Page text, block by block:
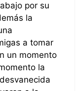
por su
la
a tomar
un momento
la